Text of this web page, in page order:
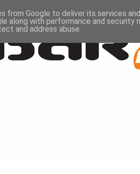
from Google to deliver its services
along with performance and
and address abuse.